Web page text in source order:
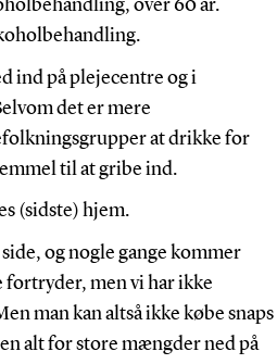
over 60 år.
ind på plejecentre og i
det er mere
at drikke for
til at gribe ind.
(sidste) hjem.
og nogle gange kommer
fortryder, men vi har ikke
man kan altså ikke købe snaps
alt for store mængder ned på